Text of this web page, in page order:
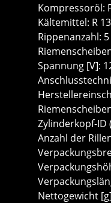
Kompressoröl:
Kältemittel: R
Rippenanzahl: 5
Spannung [V]:
Zylinderkopf-ID
Anzahl der
Nettogewicht